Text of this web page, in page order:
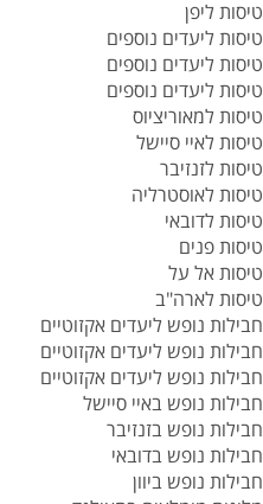
טיסות ליפן
טיסות ליעדים נוספים
טיסות ליעדים נוספים
טיסות ליעדים נוספים
טיסות למאוריציוס
טיסות לאיי סיישל
טיסות לזנזיבר
טיסות לאוסטרליה
טיסות לדובאי
טיסות פנים
טיסות אל על
טיסות לארה"ב
חבילות נופש ליעדים אקזוטיים
חבילות נופש ליעדים אקזוטיים
חבילות נופש ליעדים אקזוטיים
חבילות נופש באיי סיישל
חבילות נופש בזנזיבר
חבילות נופש בדובאי
חבילות נופש ביוון